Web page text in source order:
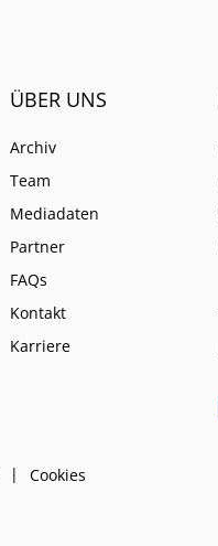
ÜBER UNS
Archiv
Team
Mediadaten
Partner
FAQs
Kontakt
Karriere
Cookies